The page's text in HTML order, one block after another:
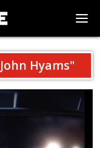
John Hyams"